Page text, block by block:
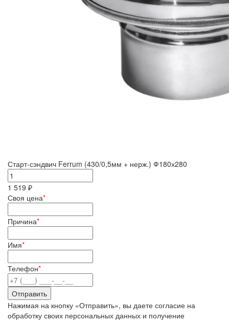
Старт-сэндвич Ferrum (430/0,5мм + нерж.) Ф180х280
1 519 ₽
Своя цена*
Причина*
Имя*
Телефон*
Нажимая на кнопку «Отправить», вы даете согласие на
обработку своих персональных данных и получение